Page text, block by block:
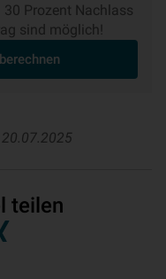
Prozent Nachlass
sind möglich!
20.07.2025
teilen